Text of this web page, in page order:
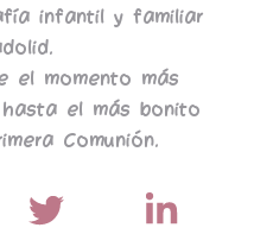
infantil y familiar
el momento más
el más bonito
Comunión.